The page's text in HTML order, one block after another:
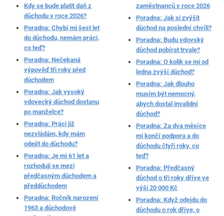
Kdy se bude platit daň z
důchodu v roce 2026?
Poradna: Chybí mi šest let
do důchodu, nemám práci,
co teď?
Poradna: Nečekaná
výpověď tři roky před
důchodem
Poradna: Jak vysoký
vdovecký důchod dostanu
po manželce?
Poradna: Práci již
nezvládám, kdy mám
odejít do důchodu?
Poradna: Je mi 61 let a
rozhoduji se mezi
předčasným důchodem a
předdůchodem
Poradna: Ročník narození
1963 a důchodové
zaměstnanců v roce 2026
Poradna: Jak si zvýšit
důchod na poslední chvíli?
Poradna: Budu vdovský
důchod pobírat trvale?
Poradna: O kolik se mi od
ledna zvýší důchod?
Poradna: Jak dlouho
musím být nemocný,
abych dostal invalidní
důchod?
Poradna: Za dva měsíce
mi končí podpora a do
důchodu čtyři roky, co
teď?
Poradna: Předčasný
důchod o tři roky dříve ve
výši 20 000 Kč
Poradna: Když odejdu do
důchodu o rok dříve, o